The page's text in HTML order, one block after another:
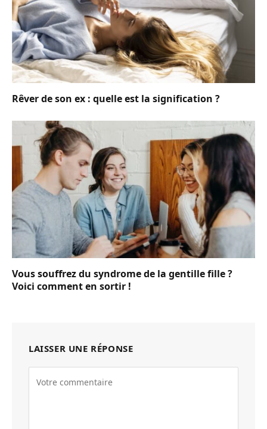
Rêver de son ex : quelle est la signification ?
Vous souffrez du syndrome de la gentille fille ?
Voici comment en sortir !
LAISSER UNE RÉPONSE